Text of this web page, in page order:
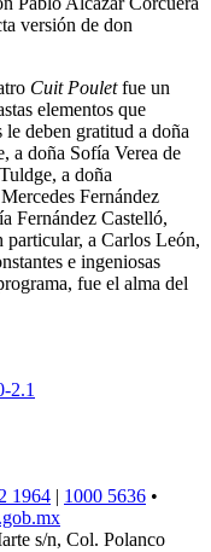
versión de don
Cuit Pouletfue un
elementos que
deben gratitud a doña
a doña Sofía Verea de
a doña
Fernández
Fernández Castelló,
a Carlos León,
e ingeniosas
fue el alma del
2.1
1964 | 1000 5636 •
s/n, Col. Polanco